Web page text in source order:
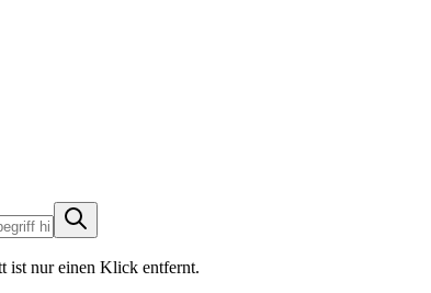
ist nur einen Klick entfernt.